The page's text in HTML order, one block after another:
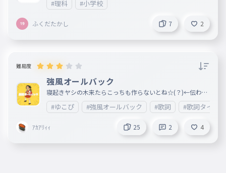
。#理科 #小学校
ふくだたかし 7 2
難易度
強風オールバック
寝起きヤシの木来たらこっちも作らないとね☆(？)←伝わっ
てくれ!!!!!!!!!!!!
#ゆこぴ #強風オールバック #歌詞 #歌詞タイピ
ｱｶｱﾘｨｨ 25 2 4